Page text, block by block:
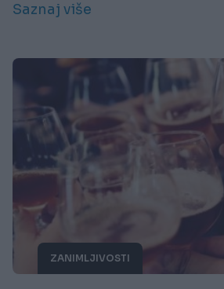
Saznaj više
ZANIMLJIVOSTI